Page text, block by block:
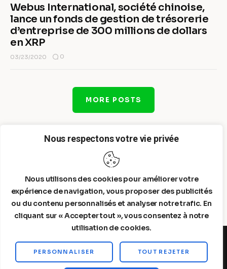
Nous respectons votre vie privée
Nous utilisons des cookies pour améliorer votre
expérience de navigation, vous proposer des publicités
ou du contenu personnalisés et analyser notre trafic. En
cliquant sur « Accepter tout », vous consentez à notre
utilisation de cookies.
PERSONNALISER TOUT REJETER
Webus International, société chinoise,
lance un fonds de gestion de trésorerie
d’entreprise de 300 millions de dollars
en XRP
03/23/2020 0
MORE POSTS